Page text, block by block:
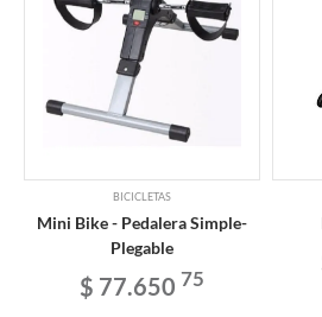
BICICLETAS
Mini Bike - Pedalera Simple-
Plegable
$ 77.650 75